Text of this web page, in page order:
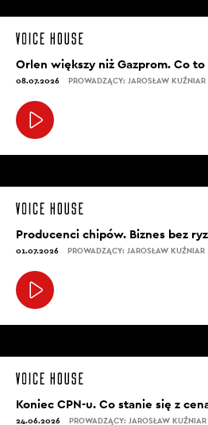
Orlen większy niż Gazprom. Co to
08.07.2026 PROWADZĄCY: JAROSŁAW KUŹNIAR
Producenci chipów. Biznes bez
01.07.2026 PROWADZĄCY: JAROSŁAW KUŹNIAR
Koniec CPN-u. Co stanie się z
24.06.2026 PROWADZĄCY: JAROSŁAW KUŹNIAR